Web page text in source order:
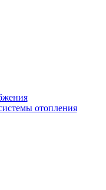
отопления